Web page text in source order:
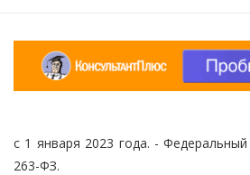
с 1 января 2023 года. -
263-ФЗ.